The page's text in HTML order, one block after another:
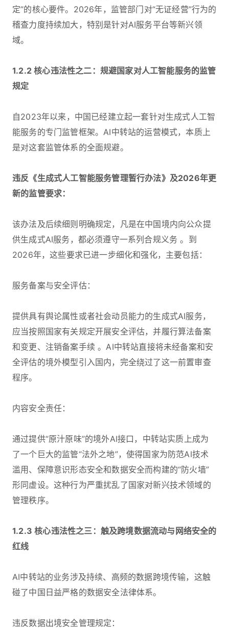
定”的核心要件。2026年，监管部门对“无证经营”行为的
稽查力度持续加大，特别是针对AI服务平台等新兴领
域。
1.2.2 核心违法性之二：规避国家对人工智能服务的监管
规定
自2023年以来，中国已经建立起一套针对生成式人工智
能服务的专门监管框架。AI中转站的运营模式，本质上
是对这套监管体系的全面规避。
违反《生成式人工智能服务管理暂行办法》及2026年更
新的监管要求：
该办法及后续细则明确规定，凡是在中国境内向公众提
供生成式AI服务，都必须遵守一系列合规义务 。到
2026年，这些要求已进一步细化和强化，主要包括：
服务备案与安全评估：
提供具有舆论属性或者社会动员能力的生成式AI服务，
应当按照国家有关规定开展安全评估，并履行算法备案
和变更、注销备案手续 。AI中转站直接将未经备案和安
全评估的境外模型引入国内，完全绕过了这一前置审查
程序。
内容安全责任：
通过提供“原汁原味”的境外AI接口，中转站实质上成为
了一个巨大的监管“法外之地”，使得国家为防范AI技术
滥用、保障意识形态安全和数据安全而构建的“防火墙”
形同虚设。这种行为严重扰乱了国家对新兴技术领域的
管理秩序。
1.2.3 核心违法性之三：触及跨境数据流动与网络安全的
红线
AI中转站的业务涉及持续、高频的数据跨境传输，这触
碰了中国日益严格的数据安全法律体系。
违反数据出境安全管理规定：